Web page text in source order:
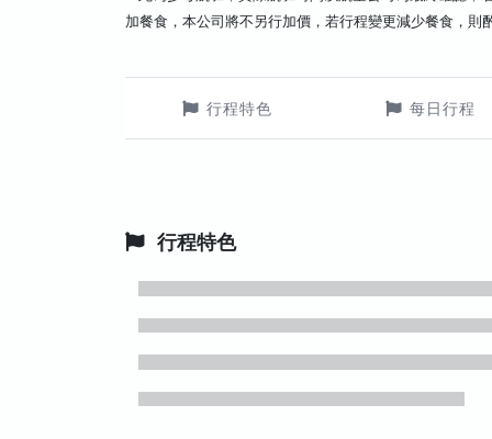
加餐食，本公司將不另行加價，若行程變更減少餐食，則
行程特色 每日行程
行程特色